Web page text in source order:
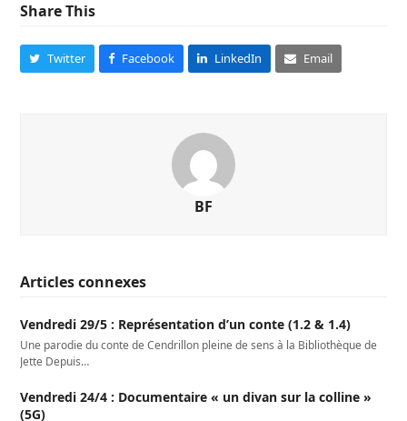
Share This
Twitter Facebook LinkedIn Email
BF
Articles connexes
Vendredi 29/5 : Représentation d’un conte (1.2 & 1.4)
Une parodie du conte de Cendrillon pleine de sens à la Bibliothèque de
Jette Depuis…
Vendredi 24/4 : Documentaire « un divan sur la colline »
(5G)